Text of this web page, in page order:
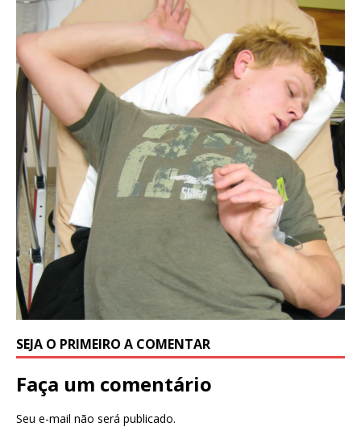
SEJA O PRIMEIRO A COMENTAR
Faça um comentário
Seu e-mail não será publicado.